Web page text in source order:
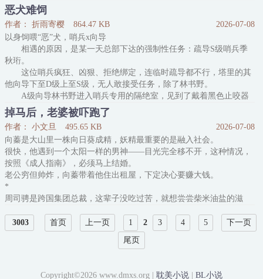
喻景眠：“？？？”
贺宸：“……”
后来，喻景眠意外发现，他只要和死对头贺宸用特定的方式接触就能
暂时变回人身。
闻一下，恢复五分钟，牵牵手恢复十分钟，亲一口恢复一个小时，负
距离接触……咳。
为了不被周围的人发现异样，喻景眠只能缠上了贺宸。
从那以后的课间——
喻景眠：“贺宸，
恶犬难饲
作者： 折雨寄樱 864.47 KB
2026-07-08
以身饲喂“恶”犬，哨兵x向导
相遇的原因，是某一天总部下达的强制性任务：疏导S级哨兵季
秋珩。
这位哨兵疯狂、凶狠、拒绝绑定，连临时疏导都不行，塔里的其
他向导下至D级上至S级，无人敢接受任务，除了林书野。
A级向导林书野进入哨兵专用的隔绝室，见到了戴着黑色止咬器
的哨兵——
野兽几乎一身黑，黝黑的瞳眸向他投来目光，微微勾唇，似在挑
衅：
你也妄想让我服从吗？
人狠话骚偶尔抽象带点疯哨兵攻季秋珩
沉稳温和清冷美人异瞳向导受林书野
一个强强拉扯，成为搭档合作打败怪物的
掉马后，老婆被吓跑了
作者： 小文旦 495.65 KB
2026-07-08
向蓁是大山里一株向日葵成精，妖精最重要的是融入社会。
很快，他遇到一个太阳一样的男神——目光完全移不开，这种情况，
按照《成人指南》，必须马上结婚。
老公穷但帅炸，向蓁带着他住出租屋，下定决心要赚大钱。
*
周司骋是跨国集团总裁，这辈子没吃过苦，就想尝尝柴米油盐的滋
隐藏身份找的老婆很爱他，心里眼里都是他。
虽然他骗了向蓁，但无所谓，向蓁知道他身价千亿会更爱他。
3003 首页 上一页 1 2 3 4 5
下一页
尾页
Copyright©2026 www.dmxs.org | 耽美小说 BL小说